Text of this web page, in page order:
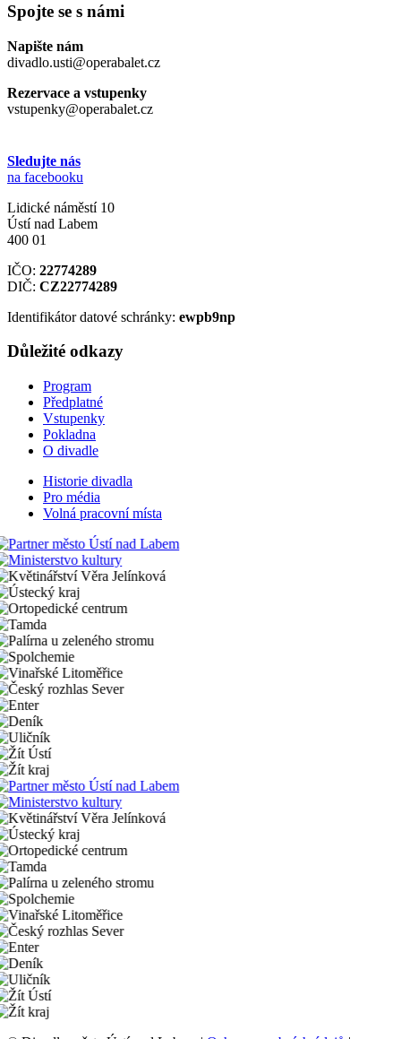
Spojte se s námi
Napište nám
divadlo.usti@operabalet.cz
Rezervace a vstupenky
vstupenky@operabalet.cz
Sledujte nás
na facebooku
Lidické náměstí 10
Ústí nad Labem
400 01
IČO: 22774289
DIČ: CZ22774289
Identifikátor datové schránky: ewpb9np
Důležité odkazy
Program
Předplatné
Vstupenky
Pokladna
O divadle
Historie divadla
Pro média
Volná pracovní místa